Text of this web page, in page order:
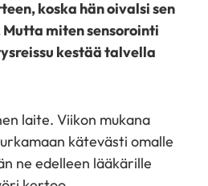
koska hän oivalsi sen
miten sensorointi
kestää talvella
laite. Viikon mukana
kätevästi omalle
ne edelleen lääkärille